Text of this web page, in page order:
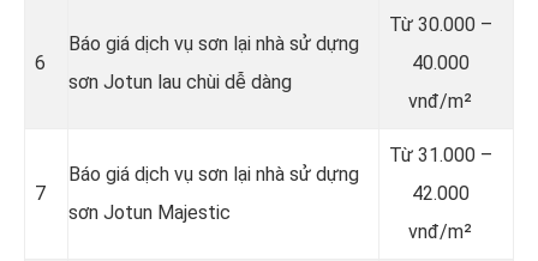
6
Báo giá dịch vụ sơn lại nhà sử dựng
sơn Jotun lau chùi dễ dàng
Từ 30.000 –
40.000
vnđ/m²
7
Báo giá dịch vụ sơn lại nhà sử dựng
sơn Jotun Majestic
Từ 31.000 –
42.000
vnđ/m²